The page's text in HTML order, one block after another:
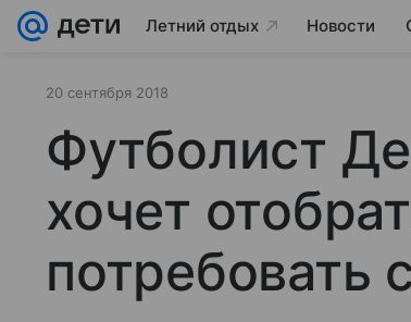
Летний отдых Новости
20 сентября 2018
Футболист
хочет
потребовать